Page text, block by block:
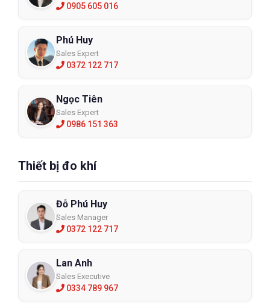
0905 605 016
Phú Huy
Sales Expert
0372 122 717
Ngọc Tiên
Sales Expert
0986 151 363
Thiết bị đo khí
Đỗ Phú Huy
Sales Manager
0372 122 717
Lan Anh
Sales Executive
0334 789 967